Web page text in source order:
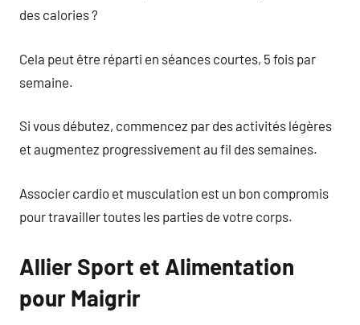
des calories ?
Cela peut être réparti en séances courtes, 5 fois par
semaine.
Si vous débutez, commencez par des activités légères
et augmentez progressivement au fil des semaines.
Associer cardio et musculation est un bon compromis
pour travailler toutes les parties de votre corps.
Allier Sport et Alimentation
pour Maigrir